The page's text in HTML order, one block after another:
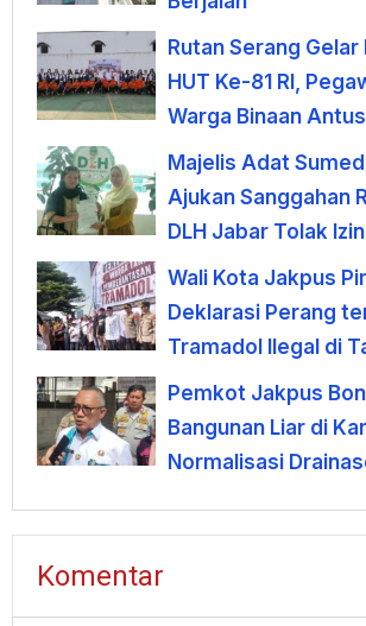
Rutan Serang Gelar
HUT Ke-81 RI,
Warga Binaan
Lomba
Majelis Adat
Ajukan Sanggahan
DLH Jabar Tolak
Gunung Tampomas
Wali Kota Jakpus
Deklarasi Perang
Tramadol Ilegal di
Pemkot Jakpus
Bangunan Liar di
Normalisasi
Komentar